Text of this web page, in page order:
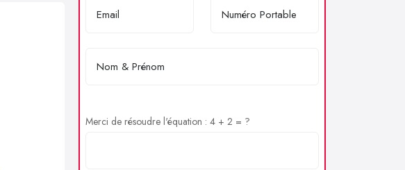
Merci de résoudre l'équation : 4 + 2 = ?